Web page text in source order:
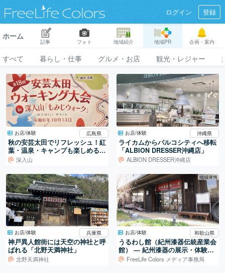
ログイン 登録
ホーム
記事 フォト 地域紹介 地域PR 企画・案内
すべて 暮らし・仕事 グルメ・お店 観光・レジャー
お店/体験 広島県
秋の安芸太田でリフレッシュ！紅
葉・温泉・キャンプも楽しめる
深入山「もみじウォーク」
深入山
お店/体験 沖縄県
ライカムからパルコシティへ移転
「ALBION DRESSER沖縄店」
ALBION DRESSER沖縄店
お店/体験 兵庫県
神戸異人館街には天空の神社と呼
ばれる「北野天満神社」
北野天満神社
地域連携
お店/体験 和歌山県
うるわし館（紀州漆器伝統産業会
館） ― 紀州漆器の展示・体験・
販売を担う産地の拠点
FreeLife Colors メディア事務局